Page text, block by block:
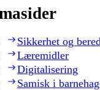
Sikkerhet og
Læremidler
Digitalisering
Samisk i